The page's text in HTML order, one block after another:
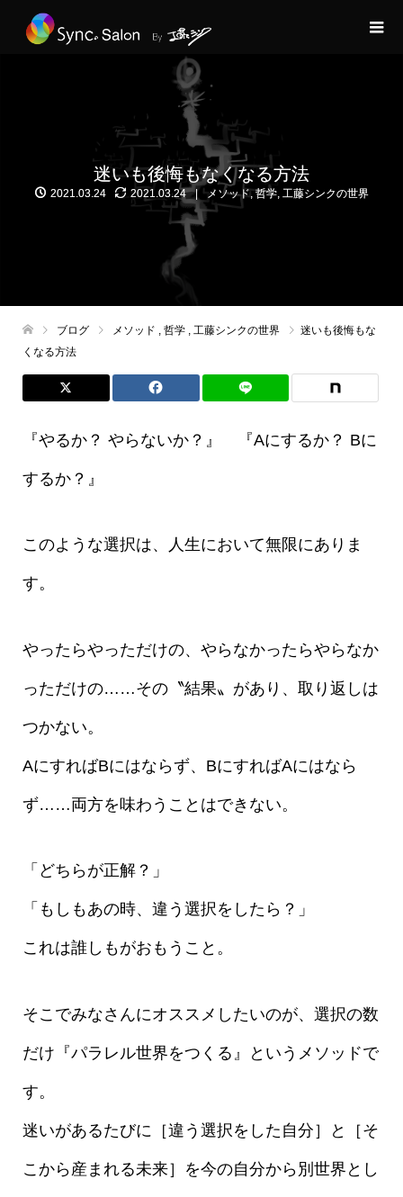
迷いも後悔もなくなる方法
2021.03.24 2021.03.24 メソッド ,哲学, 工藤シンクの世界
ブログ メソッド 哲学 工藤シンクの世界
迷いも後悔もな
くなる方法
『やるか？ やらないか？』 『Aにするか？ Bに
するか？』
このような選択は、人生において無限にありま
す。
やったらやっただけの、やらなかったらやらなか
っただけの……その〝結果〟があり、取り返しは
つかない。
AにすればBにはならず、BにすればAにはなら
ず……両方を味わうことはできない。
「どちらが正解？」
「もしもあの時、違う選択をしたら？」
これは誰しもがおもうこと。
そこでみなさんにオススメしたいのが、選択の数
だけ『パラレル世界をつくる』というメソッドで
す。
迷いがあるたびに［違う選択をした自分］と［そ
こから産まれる未来］を今の自分から別世界とし